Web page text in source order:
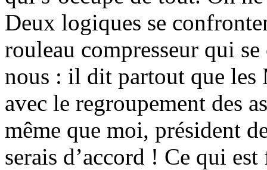
Deux logiques se
rouleau compresseur qui
nous : il dit partout que les
avec le regroupement des
même que moi, président
serais d’accord ! Ce qui est